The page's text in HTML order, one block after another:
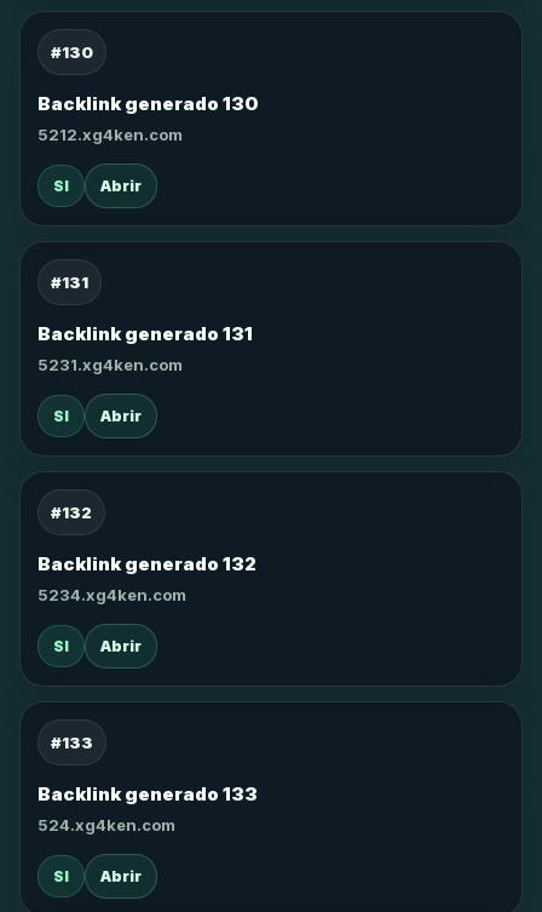
#130
Backlink generado 130
5212.xg4ken.com
SI Abrir
#131
Backlink generado 131
5231.xg4ken.com
SI Abrir
#132
Backlink generado 132
5234.xg4ken.com
SI Abrir
#133
Backlink generado 133
524.xg4ken.com
SI Abrir